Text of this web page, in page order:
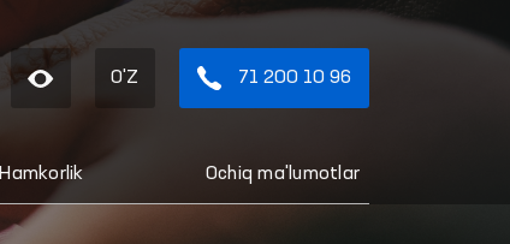
O'Z 71 200 10 96
Hamkorlik Ochiq ma'lumotlar